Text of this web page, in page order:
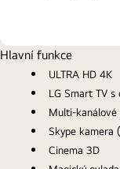
Hlavní funkce
ULTRA HD 4K
LG Smart TV s
Multi-kanálové
Skype kamera
Cinema 3D